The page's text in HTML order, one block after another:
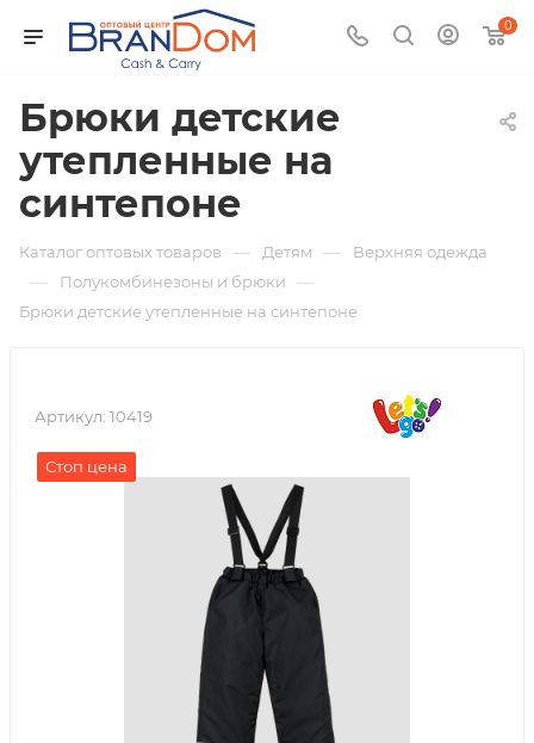
0
Брюки детские
утепленные на
синтепоне
Каталог оптовых товаров — Детям — Верхняя одежда
— Полукомбинезоны и брюки —
Брюки детские утепленные на синтепоне
Артикул: 10419
Стоп цена